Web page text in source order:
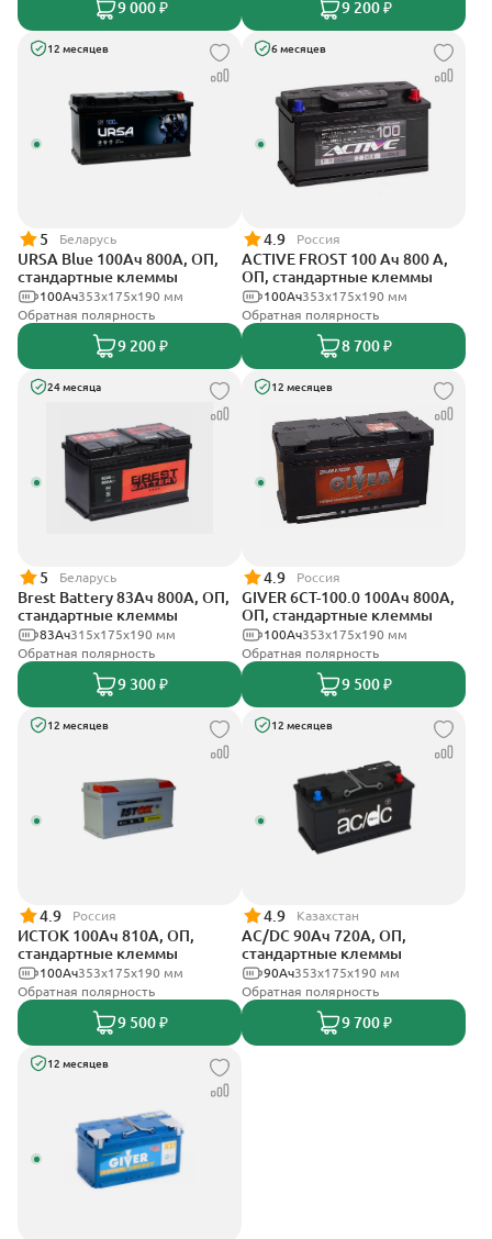
9 000 ₽ 9 200 ₽
12 месяцев
5 Беларусь
URSA Blue 100Ач 800А, ОП,
стандартные клеммы
353х175х190 мм
100Ач
Обратная полярность
9 200 ₽
6 месяцев
4.9 Россия
ACTIVE FROST 100 Ач 800 А,
ОП, стандартные клеммы
353х175х190 мм
100Ач
Обратная полярность
8 700 ₽
24 месяца
5 Беларусь
Brest Battery 83Ач 800А, ОП,
стандартные клеммы
315x175x190 мм
83Ач
Обратная полярность
9 300 ₽
12 месяцев
4.9 Россия
GIVER 6CT-100.0 100Ач 800А,
ОП, стандартные клеммы
353х175х190 мм
100Ач
Обратная полярность
9 500 ₽
12 месяцев
4.9 Россия
ИСТОК 100Ач 810А, ОП,
стандартные клеммы
353х175х190 мм
100Ач
Обратная полярность
9 500 ₽
12 месяцев
4.9 Казахстан
AC/DC 90Ач 720А, ОП,
стандартные клеммы
353х175х190 мм
90Ач
Обратная полярность
9 700 ₽
12 месяцев